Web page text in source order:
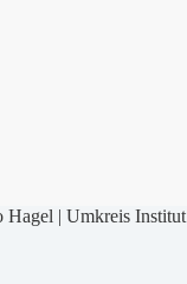
| Umkreis Institut